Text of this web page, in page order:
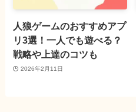
人狼ゲームのおすすめアプ
リ3選！一人でも遊べる？
戦略や上達のコツも
2026年2月11日